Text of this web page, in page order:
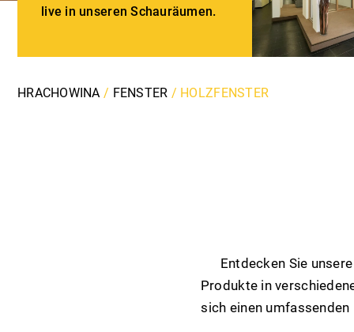
live in unseren Schauräumen.
HRACHOWINA / FENSTER / HOLZFENSTER
Entdecken Sie
Produkte in
sich einen